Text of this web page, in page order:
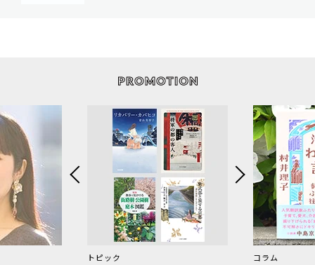
トピック コラム